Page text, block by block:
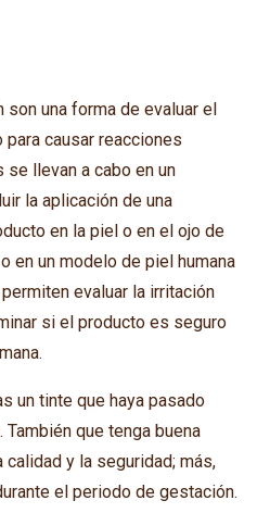
una forma de evaluar el
causar reacciones
llevan a cabo en un
la aplicación de una
en la piel o en el ojo de
en un modelo de piel humana
evaluar la irritación
si el producto es seguro
un tinte que haya pasado
que tenga buena
calidad y la seguridad; más,
el periodo de gestación.